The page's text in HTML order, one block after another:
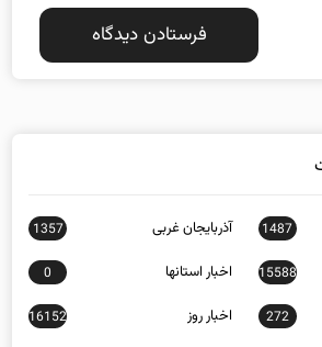
1487 آذربایجان غربی 1357
15588 اخبار استانها 0
272 اخبار روز 16152